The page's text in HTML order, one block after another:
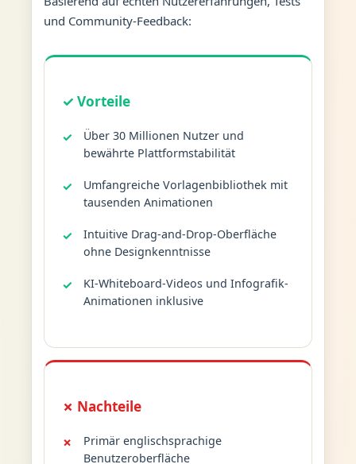
und Community-Feedback:
✓ Vorteile
Über 30 Millionen Nutzer und
bewährte Plattformstabilität
Umfangreiche Vorlagenbibliothek mit
tausenden Animationen
Intuitive Drag-and-Drop-Oberfläche
ohne Designkenntnisse
KI-Whiteboard-Videos und Infografik-
Animationen inklusive
✗ Nachteile
Primär englischsprachige
Benutzeroberfläche